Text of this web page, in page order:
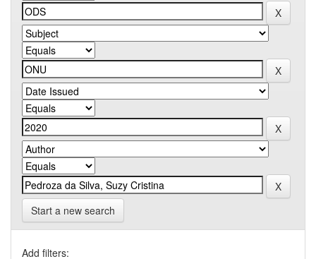
Start a new search
Add filters: